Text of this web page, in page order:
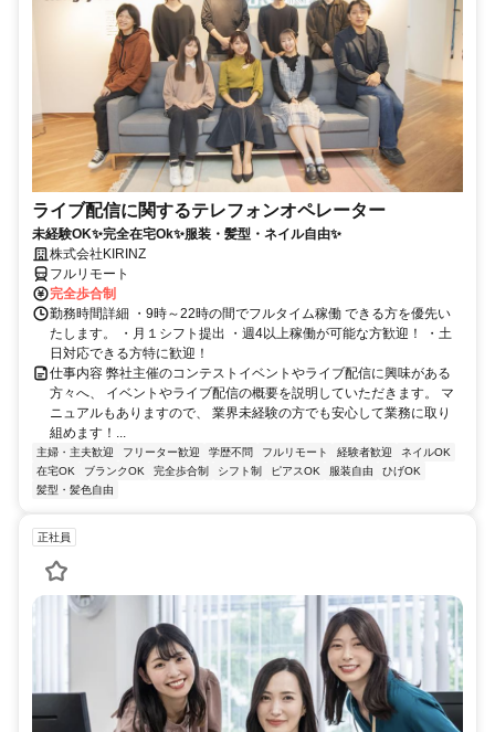
ライブ配信に関するテレフォンオペレーター
未経験OK✨完全在宅Ok✨服装・髪型・ネイル自由✨
株式会社KIRINZ
フルリモート
完全歩合制
勤務時間詳細 ・9時～22時の間でフルタイム稼働 できる方を優先い
たします。 ・月１シフト提出 ・週4以上稼働が可能な方歓迎！ ・土
日対応できる方特に歓迎！
仕事内容 弊社主催のコンテストイベントやライブ配信に興味がある
方々へ、 イベントやライブ配信の概要を説明していただきます。 マ
ニュアルもありますので、 業界未経験の方でも安心して業務に取り
組めます！...
主婦・主夫歓迎 フリーター歓迎 学歴不問 フルリモート 経験者歓迎
ネイルOK
在宅OK
ブランクOK 完全歩合制 シフト制 ピアスOK 服装自由
ひげOK
髪型・髪色自由
正社員